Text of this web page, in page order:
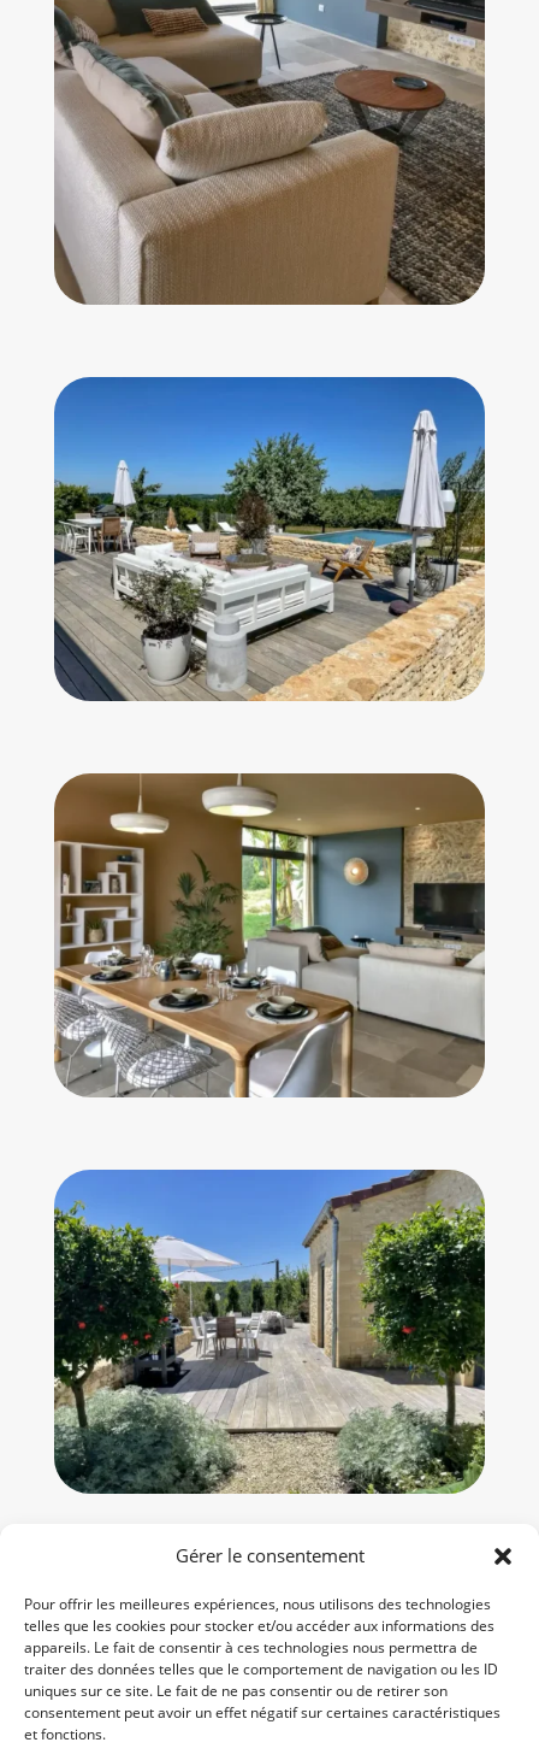
Gérer le consentement
Pour offrir les meilleures expériences, nous utilisons des technologies
telles que les cookies pour stocker et/ou accéder aux informations des
appareils. Le fait de consentir à ces technologies nous permettra de
traiter des données telles que le comportement de navigation ou les ID
uniques sur ce site. Le fait de ne pas consentir ou de retirer son
consentement peut avoir un effet négatif sur certaines caractéristiques
et fonctions.